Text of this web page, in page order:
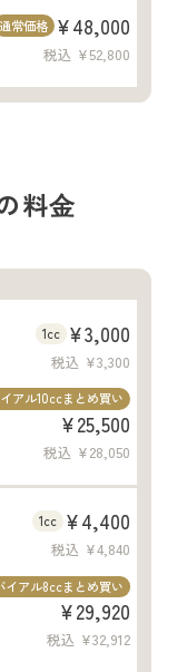
通常価格 ¥48,000
税込 ¥52,800
料⾦
1cc ¥3,000
税込 ¥3,300
アル10ccまとめ買い
¥25,500
税込 ¥28,050
1cc ¥4,400
税込 ¥4,840
イアル8ccまとめ買い
¥29,920
税込 ¥32,912